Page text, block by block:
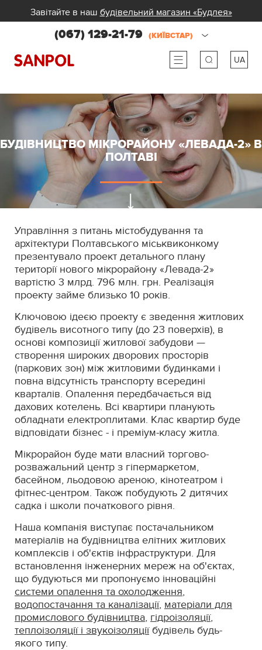
Завітайте в наш будівельний магазин «Будлея»
(067) 129-21-79 (КИЇВСТАР)
UA
ua
БУДІВНИЦТВО МІКРОРАЙОНУ «ЛЕВАДА-2» В
ПОЛТАВІ
Управління з питань містобудування та
архітектури Полтавського міськвиконкому
презентувало проект детального плану
території нового мікрорайону «Левада-2»
вартістю 3 млрд. 796 млн. грн. Реалізація
проекту займе близько 10 років.
Ключовою ідеєю проекту є зведення житлових
будівель висотного типу (до 23 поверхів), в
основі композиції житлової забудови —
створення широких дворових просторів
(паркових зон) між житловими будинками і
повна відсутність транспорту всередині
кварталів. Опалення передбачається від
дахових котелень. Всі квартири планують
обладнати електроплитами. Клас квартир буде
відповідати бізнес - і преміум-класу житла.
Мікрорайон буде мати власний торгово-
розважальний центр з гіпермаркетом,
басейном, льодовою ареною, кінотеатром і
фітнес-центром. Також побудують 2 дитячих
садка і школи початкового рівня.
Наша компанія виступає постачальником
матеріалів на будівництва елітних житлових
комплексів і об'єктів інфраструктури. Для
встановлення інженерних мереж на об'єктах,
що будуються ми пропонуємо інноваційні
системи опалення та охолодження,
водопостачання та каналізації, матеріали для
промислового будівництва, гідроізоляції,
теплоізоляції і звукоізоляціїбудівель будь-
якого типу.